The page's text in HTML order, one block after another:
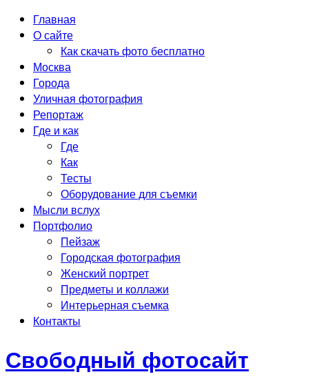
Главная
О сайте
Как скачать фото бесплатно
Москва
Города
Уличная фотография
Репортаж
Где и как
Где
Как
Тесты
Оборудование для съемки
Мысли вслух
Портфолио
Пейзаж
Городская фотография
Женский портрет
Предметы и коллажи
Интерьерная съемка
Контакты
Свободный фотосайт